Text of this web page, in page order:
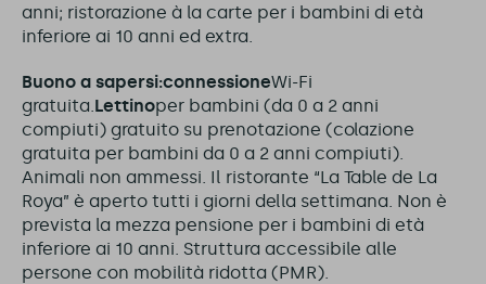
anni; ristorazione à la carte per i bambini di età
inferiore ai 10 anni ed extra.
Buono a sapersi:connessioneWi-Fi
gratuita.Lettinoper bambini (da 0 a 2 anni
compiuti) gratuito su prenotazione (colazione
gratuita per bambini da 0 a 2 anni compiuti).
Animali non ammessi. Il ristorante “La Table de La
Roya” è aperto tutti i giorni della settimana. Non è
prevista la mezza pensione per i bambini di età
inferiore ai 10 anni. Struttura accessibile alle
persone con mobilità ridotta (PMR).